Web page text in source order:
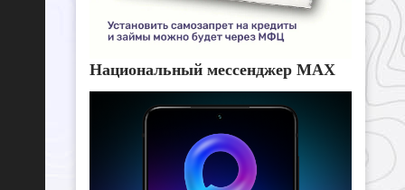
Национальный мессенджер MAX